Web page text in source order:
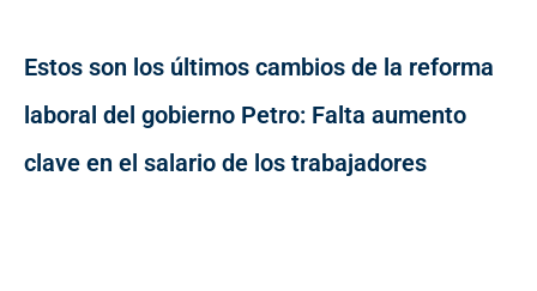
Estos son los últimos cambios de la reforma
laboral del gobierno Petro: Falta aumento
clave en el salario de los trabajadores